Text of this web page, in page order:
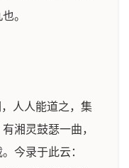
。
人人能道之，集
湘灵鼓瑟一曲，
今录于此云：